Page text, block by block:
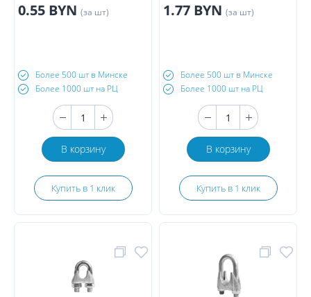
0.55 BYN (за шт)
Более 500 шт в Минске
Более 1000 шт на РЦ
В корзину
Купить в 1 клик
1.77 BYN (за шт)
Более 500 шт в Минске
Более 1000 шт на РЦ
В корзину
Купить в 1 клик